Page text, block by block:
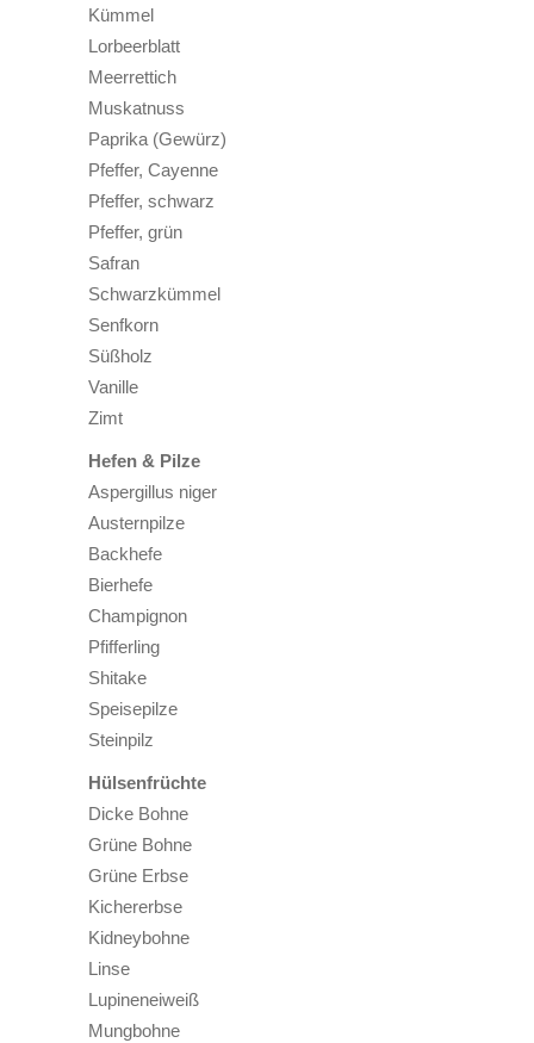
Kümmel
Lorbeerblatt
Meerrettich
Muskatnuss
Paprika (Gewürz)
Pfeffer, Cayenne
Pfeffer, schwarz
Pfeffer, grün
Safran
Schwarzkümmel
Senfkorn
Süßholz
Vanille
Zimt
Hefen & Pilze
Aspergillus niger
Austernpilze
Backhefe
Bierhefe
Champignon
Pfifferling
Shitake
Speisepilze
Steinpilz
Hülsenfrüchte
Dicke Bohne
Grüne Bohne
Grüne Erbse
Kichererbse
Kidneybohne
Linse
Lupineneiweiß
Mungbohne